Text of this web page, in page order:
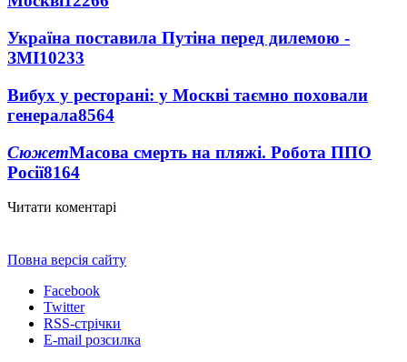
Україна поставила Путіна перед дилемою -
ЗМІ10233
Вибух у ресторані: у Москві таємно поховали
генерала8564
СюжетМасова смерть на пляжі. Робота ППО
Росії8164
Читати коментарі
Повна версія сайту
Facebook
Twitter
RSS-стрічки
E-mail розсилка